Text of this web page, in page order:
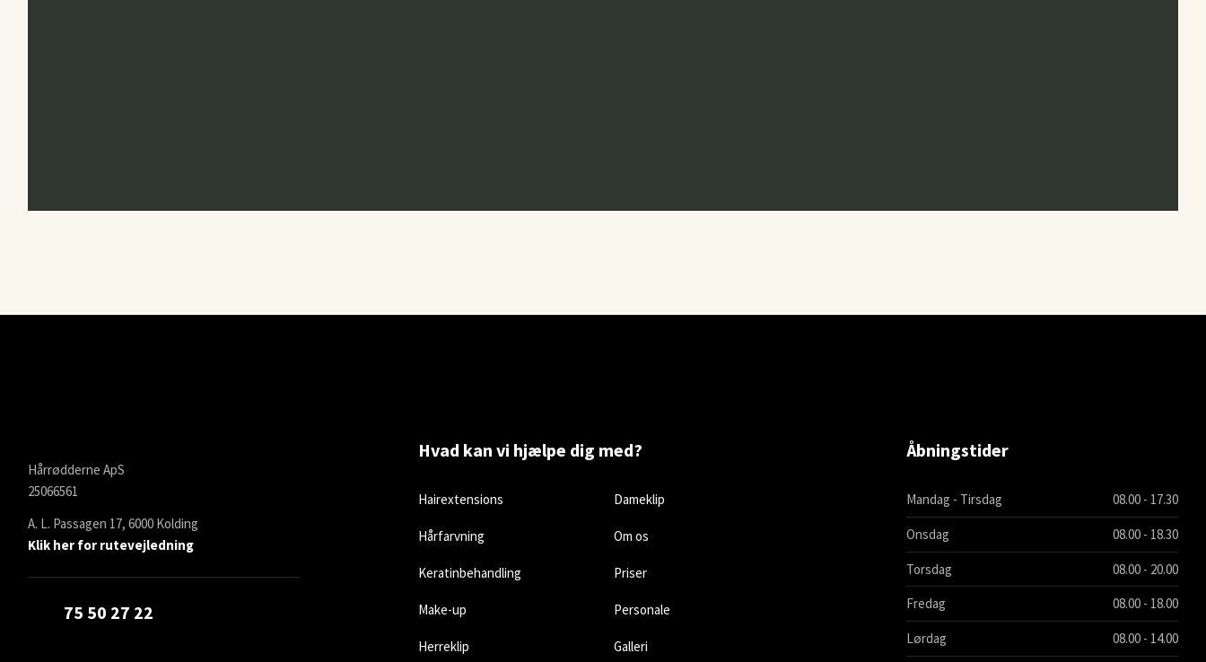
Hårrødderne ApS
25066561
A. L. Passagen 17, 6000 Kolding
Klik her for rutevejledning
​75 50 27 22
Hvad kan vi hjælpe dig med?
Hairextensions
Hårfarvning
Keratinbehandling
Make-up
Herreklip
Dameklip​
Om os
Priser
Personale
Galleri
Åbningstider
Mandag - Tirsdag 08.00 - 17.30
Onsdag 08.00 - 18.30
Torsdag 08.00 - 20.00
Fredag 08.00 - 18.00
Lørdag 08.00 - 14.00